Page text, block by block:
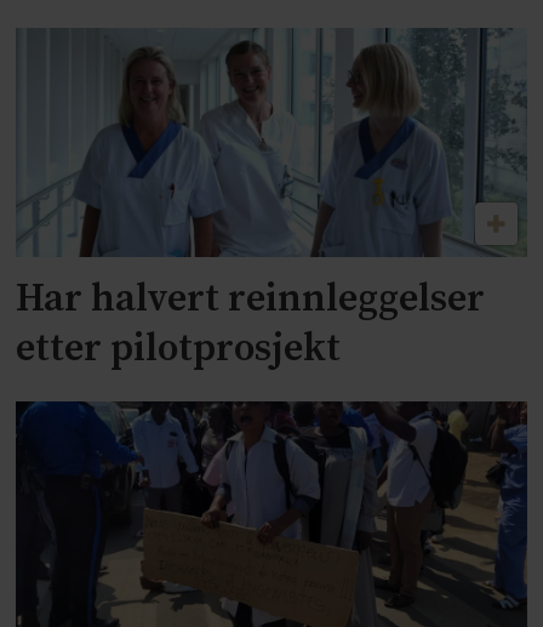
Har halvert reinnleggelser
etter pilotprosjekt